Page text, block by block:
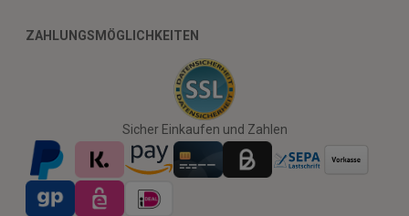
ZAHLUNGSMÖGLICHKEITEN
Sicher Einkaufen und Zahlen